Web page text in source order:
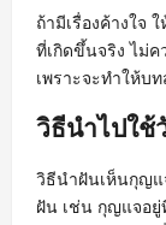
ถ้ามีเรื่องค้างใจ
ที่เกิดขึ้นจริง ไม่
เพราะจะทำให้บ
วิธีนำไปใช้
วิธีนำฝันเห็นกุญแ
ฝัน เช่น กุญแจอยู่